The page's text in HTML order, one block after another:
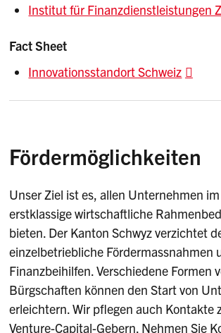
Institut für Finanzdienstleistungen
Fact Sheet
Innovationsstandort Schweiz
Fördermöglichkeiten
Unser Ziel ist es, allen Unternehmen
erstklassige wirtschaftliche
bieten. Der Kanton Schwyz verzichtet
einzelbetriebliche Fördermassnahmen
Finanzbeihilfen. Verschiedene Formen
Bürgschaften können den Start von
erleichtern. Wir pflegen auch Kontakte
Venture-Capital-Gebern. Nehmen Sie